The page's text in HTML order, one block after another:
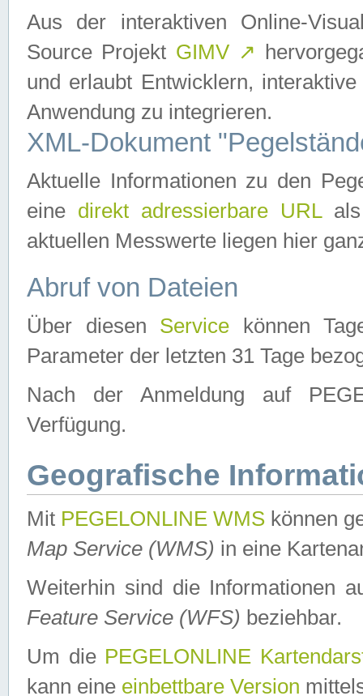
Aus der interaktiven Online-
Source Projekt GIMV ↗
und erlaubt Entwicklern,
Anwendung zu integrieren.
XML-Dokument
Aktuelle Informationen zu den
eine direkt adressierbare URLals
aktuellen Messwerte liegen hier
Abruf von Dateien
Über diesen Service können
Parameter der letzten 31 Tage
Nach der Anmeldung auf
Verfügung.
Geografische
Mit PEGELONLINE WMS können
Map Service (WMS) in eine
Weiterhin sind die Informationen
Feature Service (WFS) beziehbar.
Um die PEGELONLINE
kann eine einbettbare Version